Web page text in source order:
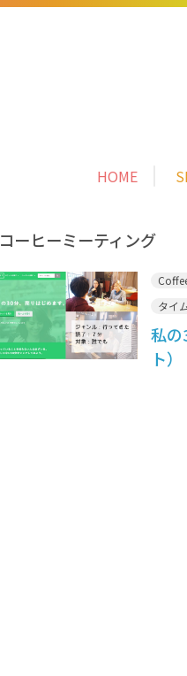
HOME
コーヒーミーティング
タイ
私
ト